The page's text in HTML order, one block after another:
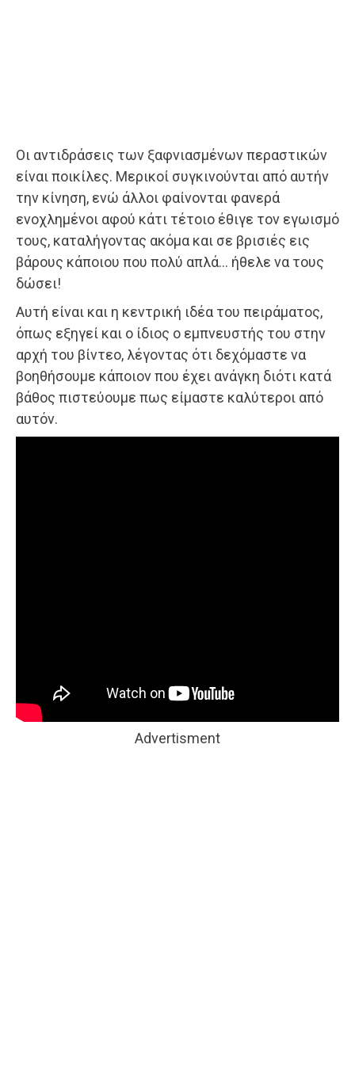
Οι αντιδράσεις των ξαφνιασμένων περαστικών
είναι ποικίλες. Μερικοί συγκινούνται από αυτήν
την κίνηση, ενώ άλλοι φαίνονται φανερά
ενοχλημένοι αφού κάτι τέτοιο έθιγε τον εγωισμό
τους, καταλήγοντας ακόμα και σε βρισιές εις
βάρους κάποιου που πολύ απλά… ήθελε να τους
δώσει!
Αυτή είναι και η κεντρική ιδέα του πειράματος,
όπως εξηγεί και ο ίδιος ο εμπνευστής του στην
αρχή του βίντεο, λέγοντας ότι δεχόμαστε να
βοηθήσουμε κάποιον που έχει ανάγκη διότι κατά
βάθος πιστεύουμε πως είμαστε καλύτεροι από
αυτόν.
Advertisment